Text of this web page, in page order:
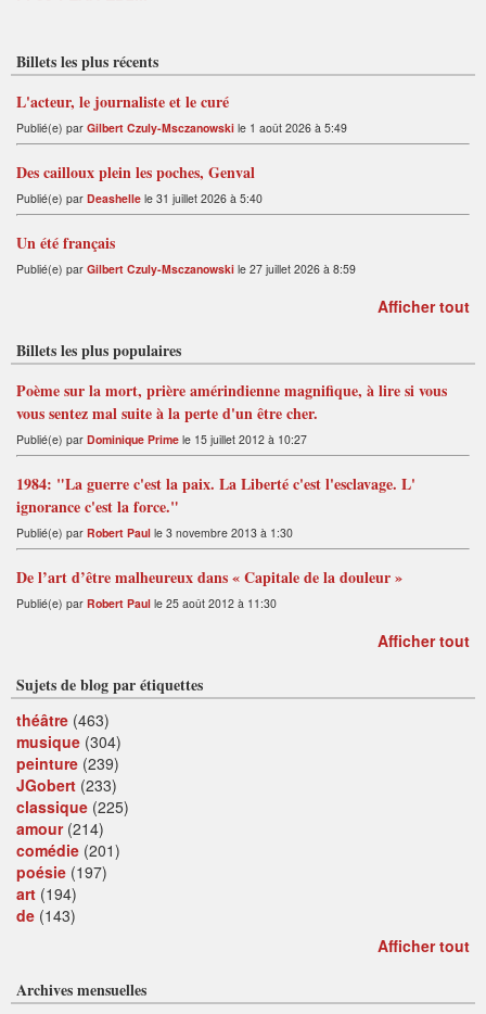
Billets les plus récents
L'acteur, le journaliste et le curé
Publié(e) par Gilbert Czuly-Msczanowski le 1 août 2026 à 5:49
Des cailloux plein les poches, Genval
Publié(e) par Deashelle le 31 juillet 2026 à 5:40
Un été français
Publié(e) par Gilbert Czuly-Msczanowski le 27 juillet 2026 à 8:59
Afficher tout
Billets les plus populaires
Poème sur la mort, prière amérindienne magnifique, à lire si vous
vous sentez mal suite à la perte d'un être cher.
Publié(e) par Dominique Prime le 15 juillet 2012 à 10:27
1984: "La guerre c'est la paix. La Liberté c'est l'esclavage. L'
ignorance c'est la force."
Publié(e) par Robert Paul le 3 novembre 2013 à 1:30
De l’art d’être malheureux dans « Capitale de la douleur »
Publié(e) par Robert Paul le 25 août 2012 à 11:30
Afficher tout
Sujets de blog par étiquettes
théâtre (463)
musique (304)
peinture (239)
JGobert (233)
classique (225)
amour(214)
comédie (201)
poésie (197)
art (194)
de (143)
Afficher tout
Archives mensuelles